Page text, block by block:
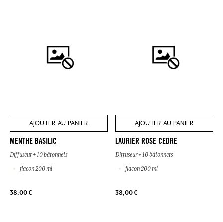
AJOUTER AU PANIER
MENTHE BASILIC
Diffuseur + 10 bâtonnets
flacon 200 ml
38,00 €
AJOUTER AU PANIER
LAURIER ROSE CÈDRE
Diffuseur + 10 bâtonnets
flacon 200 ml
38,00 €